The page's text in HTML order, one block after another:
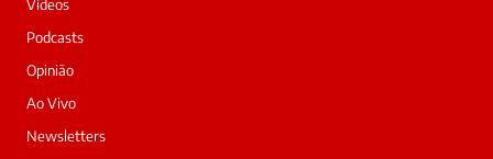
Sou
a
daqui
do
Prime.
Vídeos
Podcasts
Opinião
Ao Vivo
Newsletters